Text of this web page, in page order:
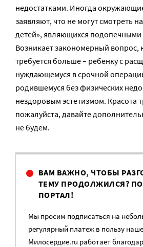
недостатками. Иногда
заявляют, что не могут смотреть
детей», являющихся
Возникает закономерный вопрос,
требуется больше – ребенку с
нуждающемуся в срочной
родившемуся без физических
нездоровым эстетизмом. Красота
пожалуйста, давайте
не будем.
ВАМ ВАЖНО, ЧТОБЫ
ТЕМУ ПРОДОЛЖИЛСЯ?
ПОРТАЛ!
Мы просим подписаться на
регулярный платеж в пользу
Милосердие.ru работает